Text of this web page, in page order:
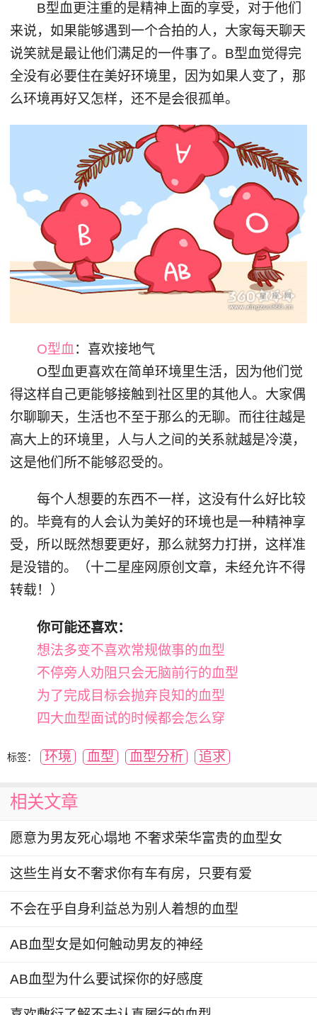
B型血更注重的是精神上面的享受，对于他们
来说，如果能够遇到一个合拍的人，大家每天聊天
说笑就是最让他们满足的一件事了。B型血觉得完
全没有必要住在美好环境里，因为如果人变了，那
么环境再好又怎样，还不是会很孤单。
O型血 ：喜欢接地气
O型血更喜欢在简单环境里生活，因为他们觉
得这样自己更能够接触到社区里的其他人。大家偶
尔聊聊天，生活也不至于那么的无聊。而往往越是
高大上的环境里，人与人之间的关系就越是冷漠，
这是他们所不能够忍受的。
每个人想要的东西不一样，这没有什么好比较
的。毕竟有的人会认为美好的环境也是一种精神享
受，所以既然想要更好，那么就努力打拼，这样准
是没错的。（十二星座网原创文章，未经允许不得
转载！）
你可能还喜欢：
想法多变不喜欢常规做事的血型
不停旁人劝阻只会无脑前行的血型
为了完成目标会抛弃良知的血型
四大血型面试的时候都会怎么穿
标签： 环境 血型 血型分析 追求
相关文章
愿意为男友死心塌地 不奢求荣华富贵的血型女
这些生肖女不奢求你有车有房，只要有爱
不会在乎自身利益总为别人着想的血型
AB血型女是如何触动男友的神经
AB血型为什么要试探你的好感度